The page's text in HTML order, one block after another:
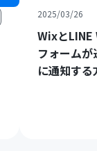
2025/03/26
WixとLINE
フォーム
に通知する